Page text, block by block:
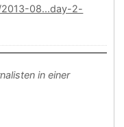
08...day-2-
in einer